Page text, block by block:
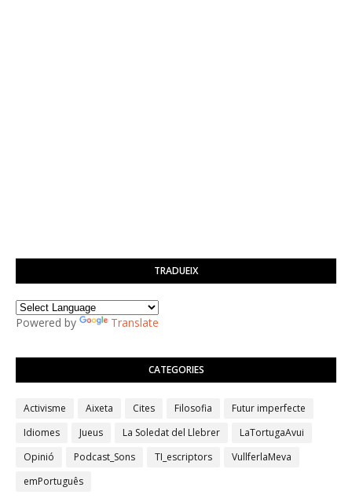
TRADUEIX
Powered by Translate
CATEGORIES
Activisme Aixeta Cites Filosofia
Futur imperfecte
Idiomes
Jueus La Soledat del Llebrer
LaTortugaAvui
Opinió
Podcast_Sons TI_escriptors
VullferlaMeva
emPortuguês